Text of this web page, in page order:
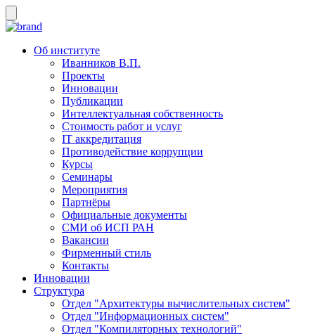
Об институте
Иванников В.П.
Проекты
Инновации
Публикации
Интеллектуальная собственность
Стоимость работ и услуг
IT аккредитация
Противодействие коррупции
Курсы
Семинары
Мероприятия
Партнёры
Официальные документы
СМИ об ИСП РАН
Вакансии
Фирменный стиль
Контакты
Инновации
Структура
Отдел "Архитектуры вычислительных систем"
Отдел "Информационных систем"
Отдел "Компиляторных технологий"